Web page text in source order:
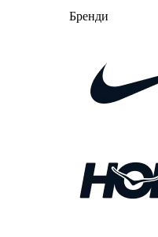
Бренди